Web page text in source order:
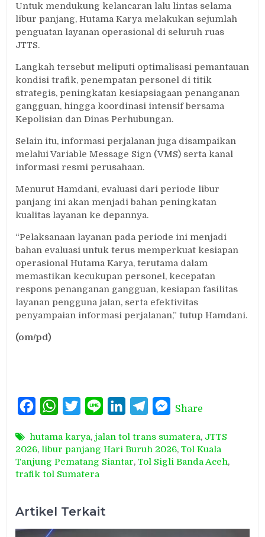
Untuk mendukung kelancaran lalu lintas selama
libur panjang, Hutama Karya melakukan sejumlah
penguatan layanan operasional di seluruh ruas
JTTS.
Langkah tersebut meliputi optimalisasi pemantauan
kondisi trafik, penempatan personel di titik
strategis, peningkatan kesiapsiagaan penanganan
gangguan, hingga koordinasi intensif bersama
Kepolisian dan Dinas Perhubungan.
Selain itu, informasi perjalanan juga disampaikan
melalui Variable Message Sign (VMS) serta kanal
informasi resmi perusahaan.
Menurut Hamdani, evaluasi dari periode libur
panjang ini akan menjadi bahan peningkatan
kualitas layanan ke depannya.
“Pelaksanaan layanan pada periode ini menjadi
bahan evaluasi untuk terus memperkuat kesiapan
operasional Hutama Karya, terutama dalam
memastikan kecukupan personel, kecepatan
respons penanganan gangguan, kesiapan fasilitas
layanan pengguna jalan, serta efektivitas
penyampaian informasi perjalanan,” tutup Hamdani.
(om/pd)
FacebookWhatsAppTwitterLine LinkedInTelegramMessenger
Share
hutama karya,jalan tol trans sumatera, JTTS
2026, libur panjang Hari Buruh 2026,Tol Kuala
Tanjung Pematang Siantar,Tol Sigli Banda Aceh,
trafik tol Sumatera
Artikel Terkait